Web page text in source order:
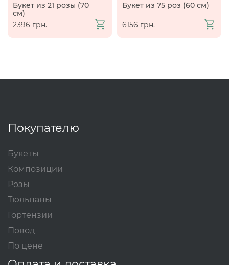
Букет из 21 розы (70
см)
2396 грн.
Букет из 75 роз (60 см)
6156 грн.
Покупателю
Букеты
Композиции
Розы
Тюльпаны
Гортензии
Повод
По цене